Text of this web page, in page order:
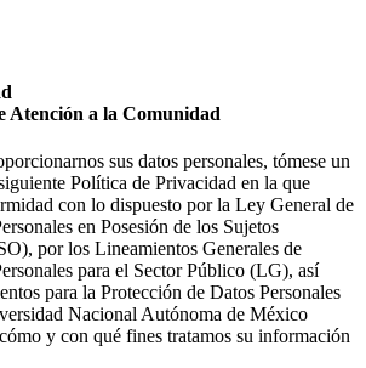
Atención a la Comunidad
sus datos personales, tómese un
Política de Privacidad en la que
con lo dispuesto por la Ley General de
en Posesión de los Sujetos
por los Lineamientos Generales de
para el Sector Público (LG), así
para la Protección de Datos Personales
Nacional Autónoma de México
y con qué fines tratamos su información